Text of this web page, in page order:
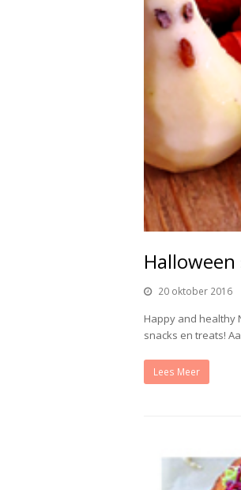
20 oktober 2016
Happy and healthy
snacks en treats!
Lees Meer